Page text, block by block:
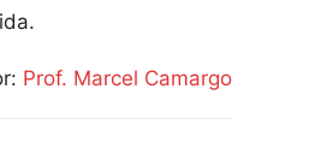
Prof. Marcel Camargo